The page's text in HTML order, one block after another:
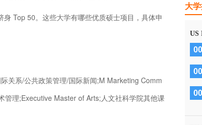
Top 50。这些大学有哪些优质硕士项目，具体申
关系/公共政策管理/国际新闻;M Marketing Comm
理;Executive Master of Arts;人文社科学院其他课
大
US